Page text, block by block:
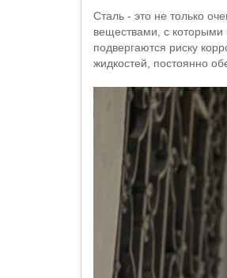
Сталь - это не только
веществами, с которыми
подвергаются риску
жидкостей, постоянно